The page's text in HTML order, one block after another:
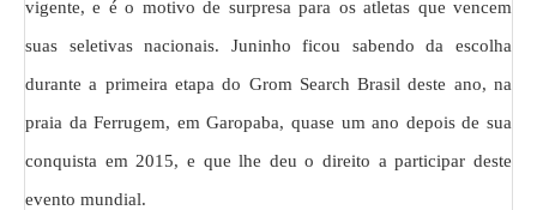
vigente, e é o motivo de surpresa para os atletas que vencem
suas seletivas nacionais. Juninho ficou sabendo da escolha
durante a primeira etapa do Grom Search Brasil deste ano, na
praia da Ferrugem, em Garopaba, quase um ano depois de sua
conquista em 2015, e que lhe deu o direito a participar deste
evento mundial.